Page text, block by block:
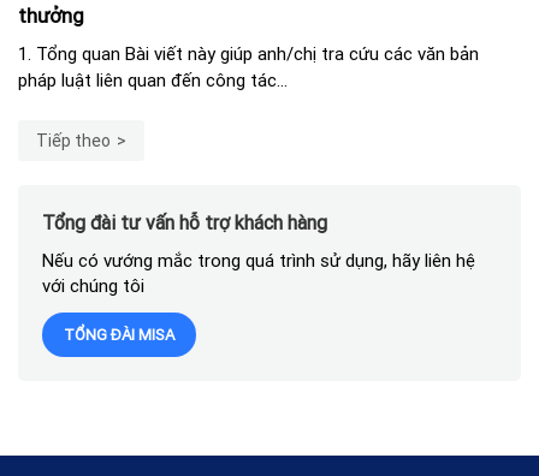
thưởng
1. Tổng quan Bài viết này giúp anh/chị tra cứu các văn bản
pháp luật liên quan đến công tác...
Tiếp theo
Tổng đài tư vấn hỗ trợ khách hàng
Nếu có vướng mắc trong quá trình sử dụng, hãy liên hệ
với chúng tôi
TỔNG ĐÀI MISA